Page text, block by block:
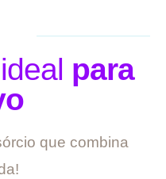
para
que combina